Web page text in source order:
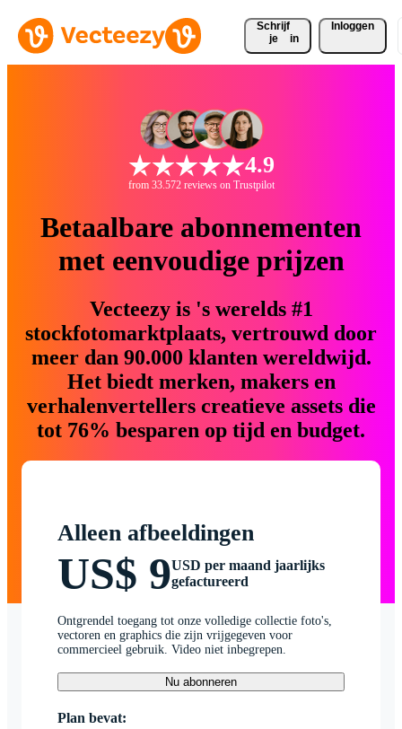
Schrijf
je
in
Inloggen
4.9
from 33.572 reviews on Trustpilot
Betaalbare abonnementen
met eenvoudige prijzen
Vecteezy is 's werelds #1
stockfotomarktplaats, vertrouwd door
meer dan 90.000 klanten wereldwijd.
Het biedt merken, makers en
verhalenvertellers creatieve assets die
tot 76% besparen op tijd en budget.
Alleen afbeeldingen
US$ 9USD per maand jaarlijks
gefactureerd
Ontgrendel toegang tot onze volledige collectie foto's,
vectoren en graphics die zijn vrijgegeven voor
commercieel gebruik. Video niet inbegrepen.
Nu abonneren
Plan bevat: